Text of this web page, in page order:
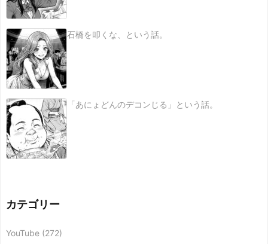
石橋を叩くな、という話。
「あにょどんのデコンじる」という話。
カテゴリー
YouTube (272)